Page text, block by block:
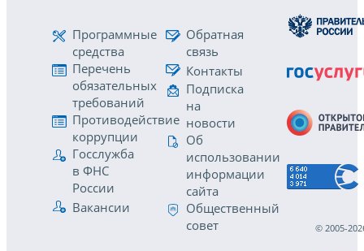
Программные
средства
Перечень
обязательных
требований
Противодействие
коррупции
Госслужба
в ФНС
России
Вакансии
Обратная
связь
Контакты
Подписка
на
новости
Об
использовании
информации
сайта
Общественный
совет
© 2005-